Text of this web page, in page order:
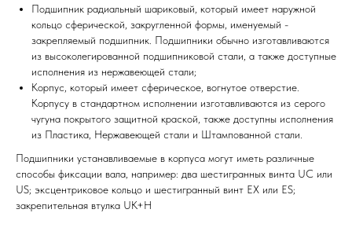
Подшипник радиальный шариковый, который имеет наружной
кольцо сферической, закругленной формы, именуемый -
закрепляемый подшипник. Подшипники обычно изготавливаются
из высоколегированной подшипниковой стали, а также доступные
исполнения из нержавеющей стали;
Корпус, который имеет сферическое, вогнутое отверстие.
Корпусу в стандартном исполнении изготавливаются из серого
чугуна покрытого защитной краской, также доступны исполнения
из Пластика, Нержавеющей стали и Штампованной стали.
Подшипники устанавливаемые в корпуса могут иметь различные
способы фиксации вала, например: два шестигранных винта UC или
US; эксцентриковое кольцо и шестигранный винт EX или ES;
закрепительная втулка UK+H